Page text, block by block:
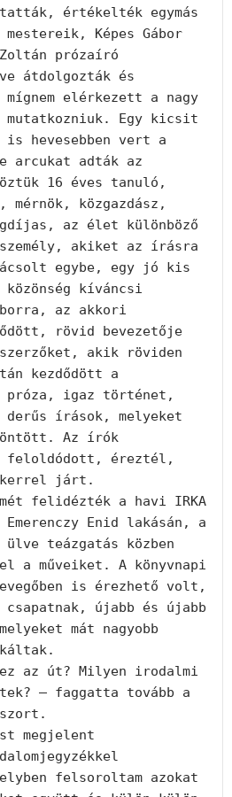
értékelték egymás
Képes Gábor
prózaíró
átdolgozták és
elérkezett a nagy
Egy kicsit
hevesebben vert a
arcukat adták az
16 éves tanuló,
közgazdász,
az élet különböző
akiket az írásra
egybe, egy jó kis
kíváncsi
az akkori
rövid bevezetője
szerzőket, akik röviden
kezdődött a
próza, igaz történet,
írások, melyeket
Az írók
feloldódott, éreztél,
járt.
felidézték a havi IRKA
Enid lakásán, a
teázgatás közben
a műveiket. A könyvnapi
is érezhető volt,
újabb és újabb
mát nagyobb
– faggatta tovább a
felsoroltam azokat